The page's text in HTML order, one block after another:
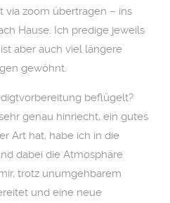
via zoom übertragen – ins
Hause. Ich predige jeweils
aber auch viel längere
gewöhnt.
beflügelt?
genau hinriecht, ein gutes
Art hat, habe ich in die
dabei die Atmosphäre
trotz unumgehbarem
und eine neue